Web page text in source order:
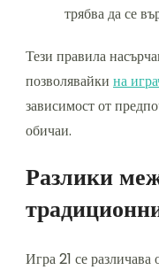
трябва да се
Тези правила
позволявайки на
зависимост от
обичаи.
Разлики
Игра 21 се